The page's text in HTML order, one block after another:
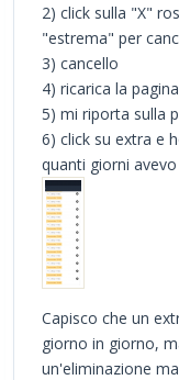
2) click sulla "X"
"estrema" per
3) cancello
4) ricarica la pagina
5) mi riporta sulla
6) click su extra e
quanti giorni
Capisco che un
giorno in giorno,
un'eliminazione